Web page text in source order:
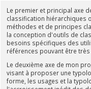
Le premier et principal axe
classification hiérarchiques
méthodes et de principes
la conception d'outils de
besoins spécifiques des
références pouvant être
Le deuxième axe de mon
visant à proposer une
forme, les usages et la